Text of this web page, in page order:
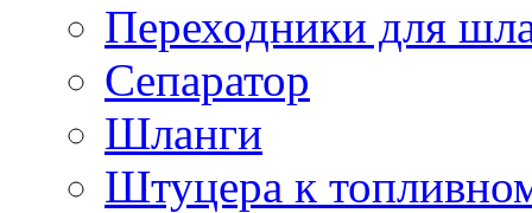
Переходники для
Сепаратор
Шланги
Штуцера к